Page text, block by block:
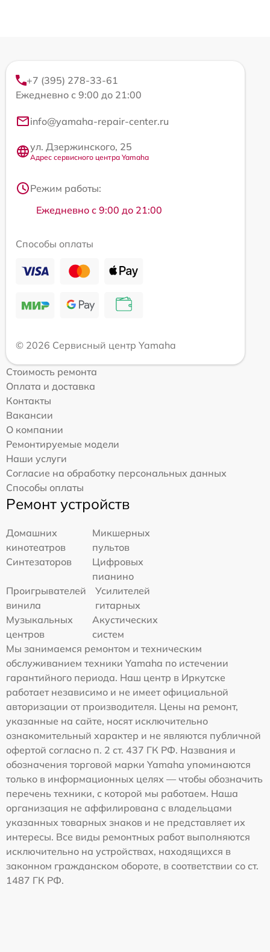
+7 (395) 278-33-61
Ежедневно с 9:00 до 21:00
info@yamaha-repair-center.ru
ул. Дзержинского, 25
Адрес сервисного центра Yamaha
Режим работы:
Ежедневно с 9:00 до 21:00
Способы оплаты
© 2026 Сервисный центр Yamaha
Стоимость ремонта
Оплата и доставка
Контакты
Вакансии
О компании
Ремонтируемые модели
Наши услуги
Согласие на обработку персональных данных
Способы оплаты
Ремонт устройств
Домашних
кинотеатров
Микшерных
пультов
Синтезаторов
Цифровых
пианино
Проигрывателей
винила
Усилителей
гитарных
Музыкальных
центров
Акустических
систем
Мы занимаемся ремонтом и техническим
обслуживанием техники Yamaha по истечении
гарантийного периода. Наш центр в Иркутске
работает независимо и не имеет официальной
авторизации от производителя. Цены на ремонт,
указанные на сайте, носят исключительно
ознакомительный характер и не являются публичной
офертой согласно п. 2 ст. 437 ГК РФ. Названия и
обозначения торговой марки Yamaha упоминаются
только в информационных целях — чтобы обозначить
перечень техники, с которой мы работаем. Наша
организация не аффилирована с владельцами
указанных товарных знаков и не представляет их
интересы. Все виды ремонтных работ выполняются
исключительно на устройствах, находящихся в
законном гражданском обороте, в соответствии со ст.
1487 ГК РФ.